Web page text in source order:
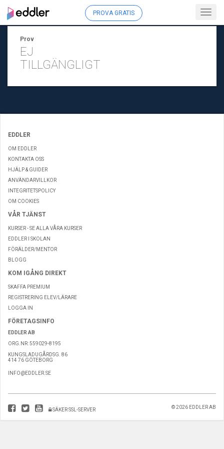
PROVA GRATIS
Prov
EJ
TILLGÄNGLIGT
EDDLER
OM EDDLER
KONTAKTA OSS
HJÄLP & GUIDER
ANVÄNDARVILLKOR
INTEGRITETSPOLICY
OM COOKIES
VÅR TJÄNST
KURSER - SE ALLA VÅRA KURSER
EDDLER I SKOLAN
FÖRÄLDER/MENTOR
BLOGG
KOM IGÅNG DIREKT
SKAFFA PREMIUM
REGISTRERING ELEV/LÄRARE
LOGGA IN
FÖRETAGSINFO
EDDLER AB
ORG.NR: 559029-8195
KUNGSLADUGÅRDSG. 86
414 76 GÖTEBORG
INFO@EDDLER.SE
SÄKER SSL-SERVER © 2026 EDDLER AB